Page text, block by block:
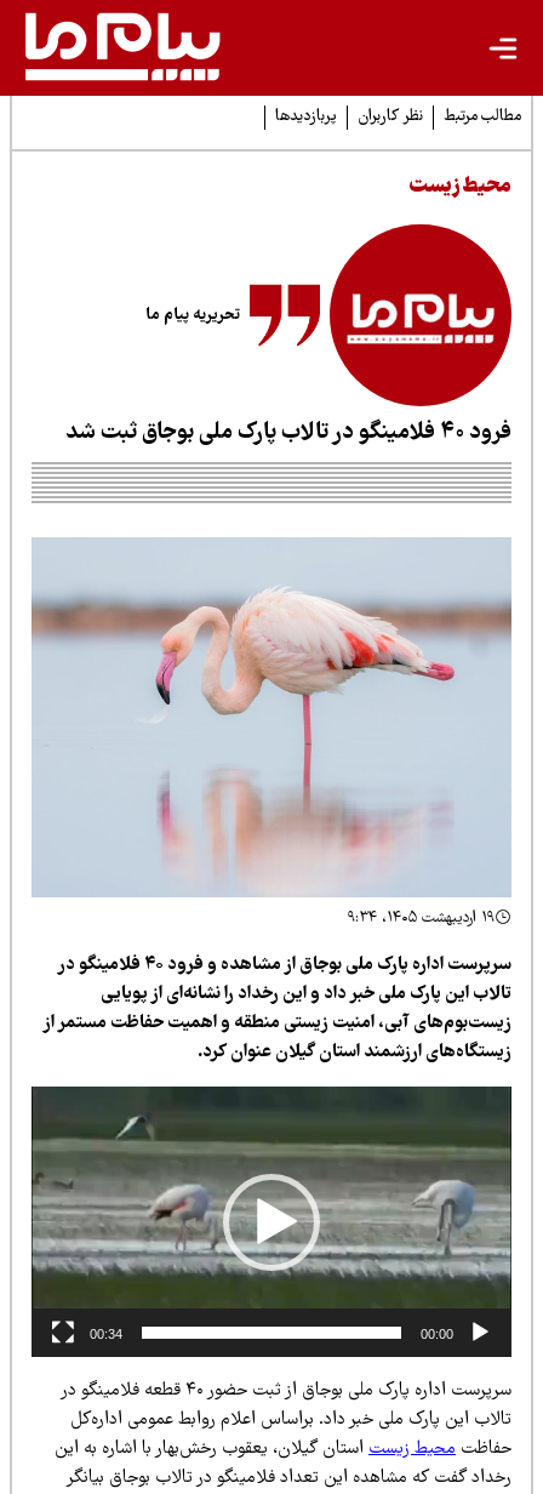
مرتبط نظر کاربران پربازدیدها
زیست
تحریریه پیام ما
در تالاب پارک ملی بوجاق ثبت شد
سرپرست اداره پارک ملی بوجاق از مشاهده و فرود ۴۰ فلامینگو در
این پارک ملی خبر داد و این رخداد را نشانه‌ای از پویایی
آبی، امنیت زیستی منطقه و اهمیت حفاظت مستمر از
ارزشمند استان گیلان عنوان کرد.
00:00
سرپرست اداره پارک ملی بوجاق از ثبت حضور ۴۰ قطعه فلامینگو در
این پارک ملی خبر داد. براساس اعلام روابط عمومی اداره‌کل
محیط زیستاستان گیلان، یعقوب رخش‌بهار با اشاره به این
گفت که مشاهده این تعداد فلامینگو در تالاب بوجاق بیانگر